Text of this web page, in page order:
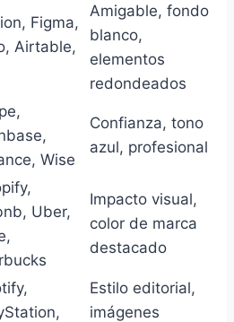
Figma,
Airtable,
Amigable, fondo
blanco,
elementos
redondeados
Wise
Confianza, tono
azul, profesional
Uber,
Impacto visual,
color de marca
destacado
Estilo editorial,
imágenes